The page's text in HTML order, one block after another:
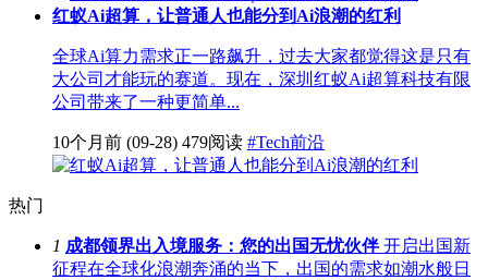
红蚁Ai超算，让普通人也能分到Ai浪潮的红利
全球Ai算力需求正一路飙升，过去大家都觉得这是只有
大公司才能玩的赛道。现在，深圳红蚁Ai超算科技有限
公司带来了一种更简单...
10个月前 (09-28) 479阅读 #Tech前沿
热门
1 成都领界出入境服务：您的出国无忧伙伴 开启出国新
征程在全球化浪潮奔涌的当下，出国的需求如潮水般日